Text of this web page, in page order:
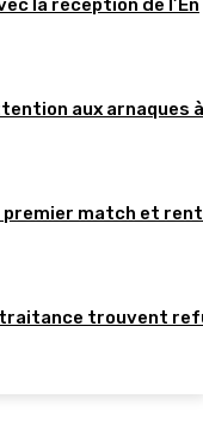
la réception de l’En
aux arnaques à
premier match et
trouvent